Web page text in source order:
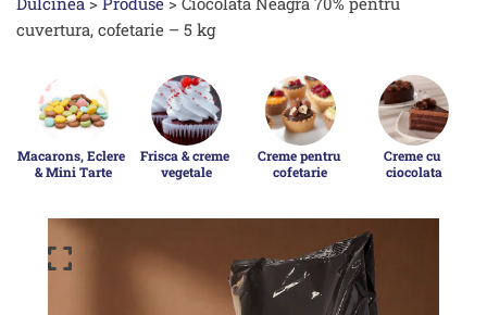
cuvertura, cofetarie – 5 kg
Macarons, Eclere
& Mini Tarte
Frisca & creme
vegetale
Creme pentru
cofetarie
Creme cu
ciocolata